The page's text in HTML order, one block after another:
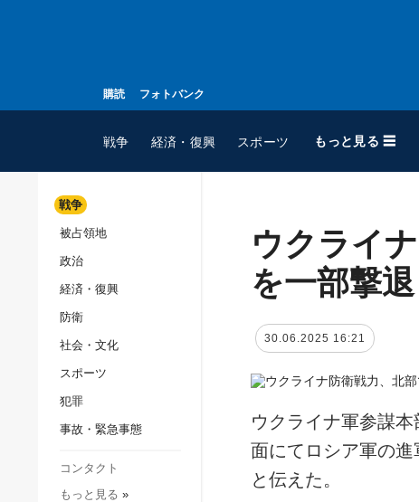
購読 フォトバンク
戦争 経済・復興 スポーツ もっと見る ☰
スポーツ
ウ
ウ
て
戦争
被占領地
政治
経済・復興
防衛
社会・文化
スポーツ
犯罪
事故・緊急事態
コンタクト
もっと見る »
ウクライ
を一部撃
30.06.2025 16:21
ウクライナ軍参謀
面にてロシア軍の
と伝えた。